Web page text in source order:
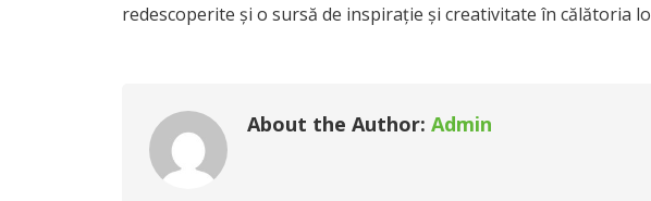
redescoperite și o sursă de inspirație și creativitate în călătoria
About the Author: Admin